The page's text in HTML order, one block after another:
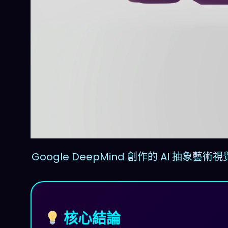
Google DeepMind 創作的 AI 抽象藝術視
核心結論